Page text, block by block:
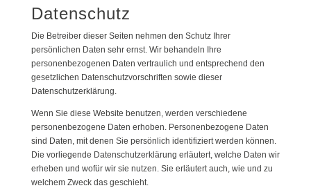
Datenschutz
Die Betreiber dieser Seiten nehmen den Schutz Ihrer
persönlichen Daten sehr ernst. Wir behandeln Ihre
personenbezogenen Daten vertraulich und entsprechend den
gesetzlichen Datenschutzvorschriften sowie dieser
Datenschutzerklärung.
Wenn Sie diese Website benutzen, werden verschiedene
personenbezogene Daten erhoben. Personenbezogene Daten
sind Daten, mit denen Sie persönlich identifiziert werden können.
Die vorliegende Datenschutzerklärung erläutert, welche Daten wir
erheben und wofür wir sie nutzen. Sie erläutert auch, wie und zu
welchem Zweck das geschieht.